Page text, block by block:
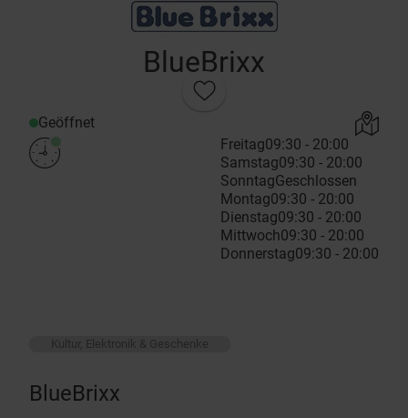
BlueBrixx
Geöffnet
Freitag09:30 - 20:00
Samstag09:30 - 20:00
SonntagGeschlossen
Montag09:30 - 20:00
Dienstag09:30 - 20:00
Mittwoch09:30 - 20:00
Donnerstag09:30 - 20:00
Kultur, Elektronik & Geschenke
BlueBrixx